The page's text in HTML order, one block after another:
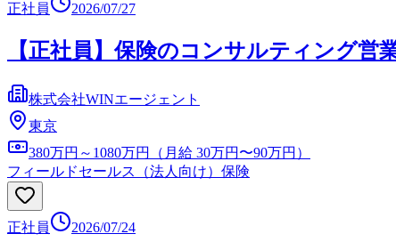
正社員 2026/07/27
【正社員】保険のコンサルティング
株式会社WINエージェント
東京
380万円～1080万円（月給 30万円〜90万円）
フィールドセールス（法人向け） 保険
正社員 2026/07/24